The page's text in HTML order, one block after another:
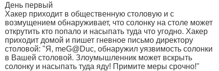
День первый
Хакер приходит в общественную столовую и с
возмущением обнаруживает, что солонку на столе может
открутить кто попало и насыпать туда что угодно. Хакер
приходит домой и пишет гневное письмо директору
столовой: "Я, meG@Duc, обнаружил уязвимость солонки
в Вашей столовой. Злоумышленник может вскрыть
солонку и насыпать туда яду! Примите меры срочно!"